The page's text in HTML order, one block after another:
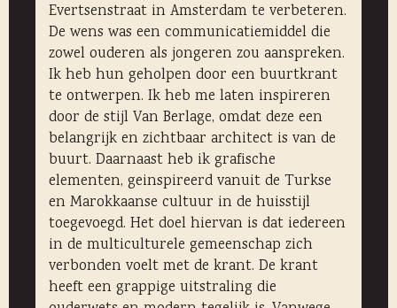
Evertsenstraat in Amsterdam te verbeteren.
De wens was een communicatiemiddel die
zowel ouderen als jongeren zou aanspreken.
Ik heb hun geholpen door een buurtkrant
te ontwerpen. Ik heb me laten inspireren
door de stijl Van Berlage, omdat deze een
belangrijk en zichtbaar architect is van de
buurt. Daarnaast heb ik grafische
elementen, geinspireerd vanuit de Turkse
en Marokkaanse cultuur in de huisstijl
toegevoegd. Het doel hiervan is dat iedereen
in de multiculturele gemeenschap zich
verbonden voelt met de krant. De krant
heeft een grappige uitstraling die